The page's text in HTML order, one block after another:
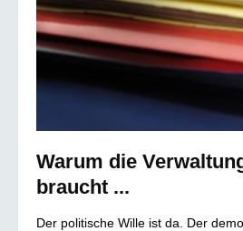
War­um die
braucht ...
Der politische Wille ist da. Der